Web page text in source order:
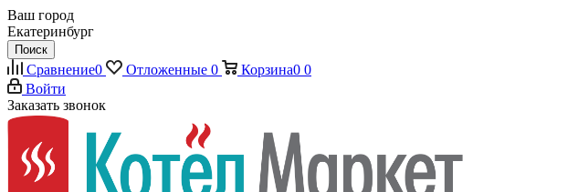
Ваш город
Екатеринбург
Поиск
Сравнение0 Отложенные 0 Корзина0 0
Войти
Заказать звонок